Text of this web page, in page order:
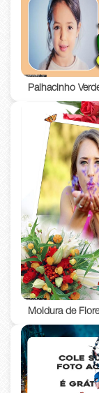
Palhacinho
Moldura de